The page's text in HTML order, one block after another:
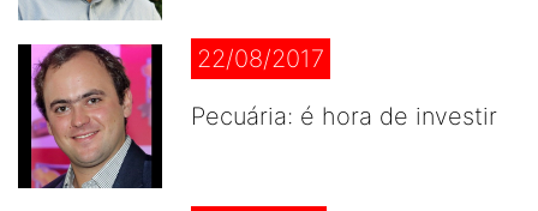
22/08/2017
Pecuária: é hora de investir